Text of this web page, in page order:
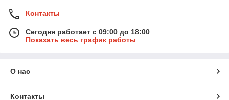
Контакты
Сегодня работает с 09:00 до 18:00
Показать весь график работы
О нас
Контакты